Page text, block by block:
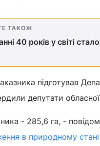
ТАКОЖ
40 років у світі
підготував
депутати обласної
- 285,6 га, -
в природному стані